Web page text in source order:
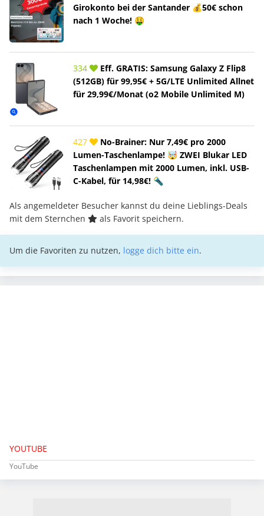
Girokonto bei der Santander 💰50€ schon
nach 1 Woche! 🤑
334
Eff. GRATIS: Samsung Galaxy Z Flip8
(512GB) für 99,95€ + 5G/LTE Unlimited Allnet
für 29,99€/Monat (o2 Mobile Unlimited M)
427
No-Brainer: Nur 7,49€ pro 2000
Lumen-Taschenlampe! 🤯 ZWEI Blukar LED
Taschenlampen mit 2000 Lumen, inkl. USB-
C-Kabel, für 14,98€! 🔦
Als angemeldeter Besucher kannst du deine Lieblings-Deals
mit dem Sternchen
als Favorit speichern.
Um die Favoriten zu nutzen, logge dich bitte ein.
YOUTUBE
YouTube